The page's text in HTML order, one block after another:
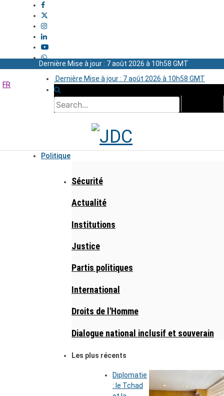
Dernière Mise à jour : 7 août 2026 à 10h58 GMT
Dernière Mise à jour : 7 août 2026 à 10h58 GMT
FR
Politique
Sécurité
Actualité
Institutions
Justice
Partis politiques
International
Droits de l'Homme
Dialogue national inclusif et souverain
Les plus récents
Diplomatie
: le Tchad